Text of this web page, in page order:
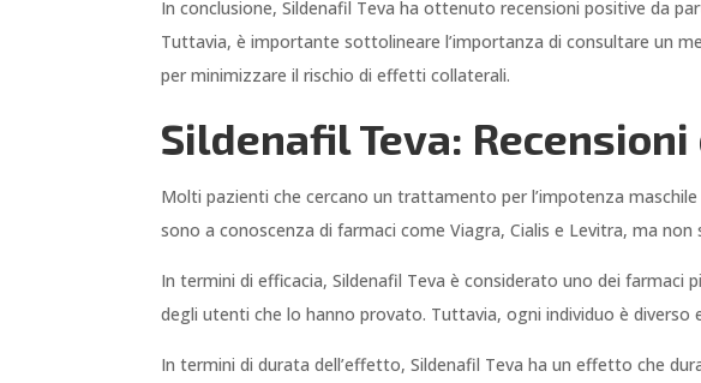
In conclusione, Sildenafil Teva ha ottenuto recensioni positive da
Tuttavia, è importante sottolineare l’importanza di consultare un
per minimizzare il rischio di effetti collaterali.
Sildenafil Teva:
Molti pazienti che cercano un trattamento per l’impotenza
sono a conoscenza di farmaci come Viagra, Cialis e Levitra, ma
In termini di efficacia, Sildenafil Teva è considerato uno dei
degli utenti che lo hanno provato. Tuttavia, ogni individuo è diverso
In termini di durata dell’effetto, Sildenafil Teva ha un effetto che